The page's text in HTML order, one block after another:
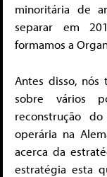
minoritária de
separar em
formamos a
Antes disso, nós
sobre vários
reconstrução
operária na
acerca da
estratégia esta